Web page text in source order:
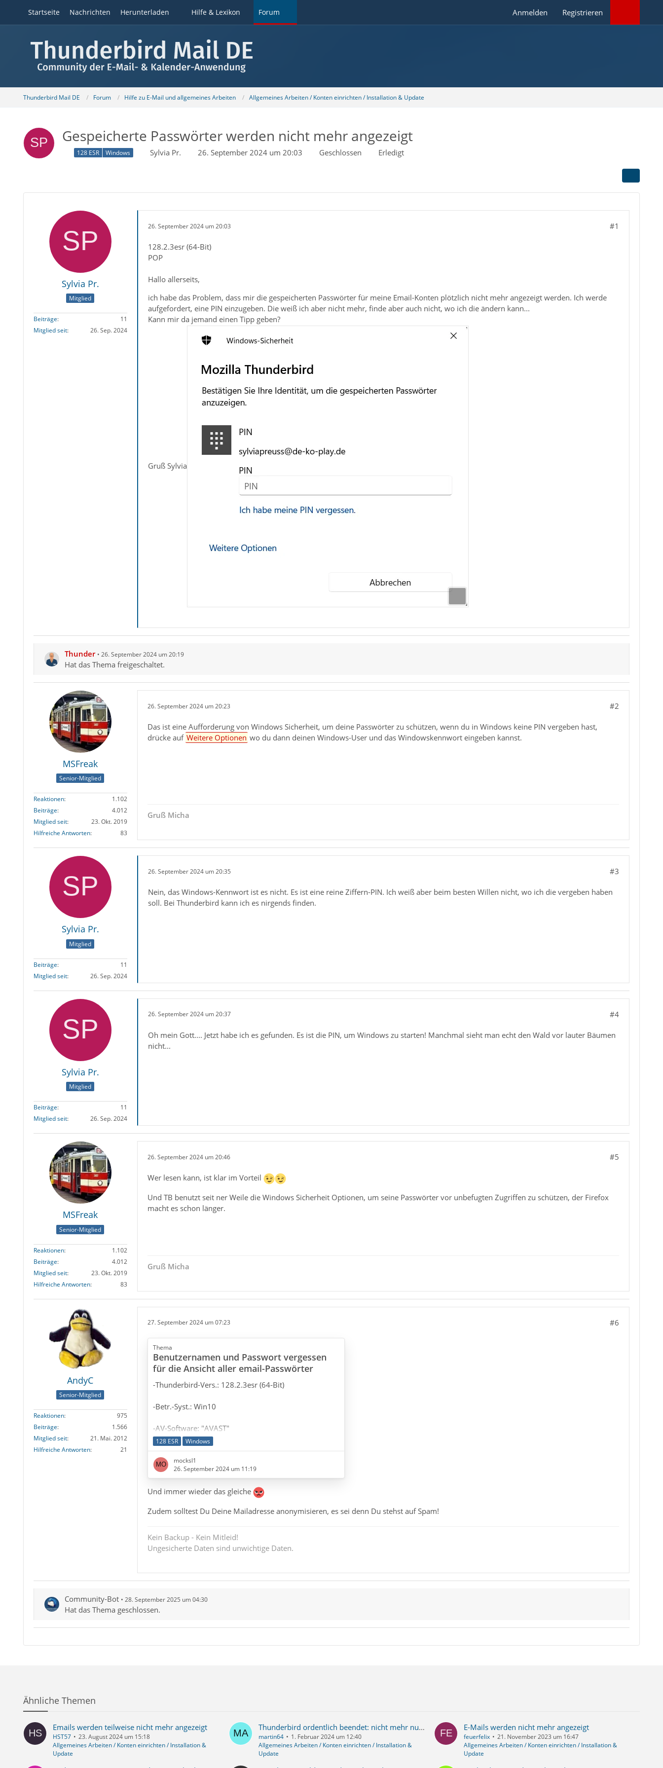
Startseite Nachrichten Herunterladen Hilfe & Lexikon Forum Anmelden Registrieren
Thunderbird Mail DE Forum Hilfe zu E-Mail und allgemeines Arbeiten Allgemeines Arbeiten / Konten einrichten / Installation & Update
Gespeicherte Passwörter werden nicht mehr angezeigt
128 ESR Windows Sylvia Pr. 26. September 2024 um 20:03 Geschlossen Erledigt
Sylvia Pr.
Mitglied
Beiträge
11
Mitglied seit
26. Sep. 2024
26. September 2024 um 20:03 #1
128.2.3esr (64-Bit)
POP
Hallo allerseits,
ich habe das Problem, dass mir die gespeicherten Passwörter für meine Email-Konten plötzlich nicht mehr angezeigt werden. Ich werde
aufgefordert, eine PIN einzugeben. Die weiß ich aber nicht mehr, finde aber auch nicht, wo ich die ändern kann...
Kann mir da jemand einen Tipp geben?
Gruß Sylvia
Thunder 26. September 2024 um 20:19
Hat das Thema freigeschaltet.
MSFreak
Senior-Mitglied
Reaktionen
1.102
Beiträge
4.012
Mitglied seit
23. Okt. 2019
Hilfreiche Antworten
83
26. September 2024 um 20:23 #2
Das ist eine Aufforderung von Windows Sicherheit, um deine Passwörter zu schützen, wenn du in Windows keine PIN vergeben hast,
drücke auf Weitere Optionen wo du dann deinen Windows-User und das Windowskennwort eingeben kannst.
Gruß Micha
Sylvia Pr.
Mitglied
Beiträge
11
Mitglied seit
26. Sep. 2024
26. September 2024 um 20:35 #3
Nein, das Windows-Kennwort ist es nicht. Es ist eine reine Ziffern-PIN. Ich weiß aber beim besten Willen nicht, wo ich die vergeben haben
soll. Bei Thunderbird kann ich es nirgends finden.
Sylvia Pr.
Mitglied
Beiträge
11
Mitglied seit
26. Sep. 2024
26. September 2024 um 20:37 #4
Oh mein Gott.... Jetzt habe ich es gefunden. Es ist die PIN, um Windows zu starten! Manchmal sieht man echt den Wald vor lauter Bäumen
nicht...
MSFreak
Senior-Mitglied
Reaktionen
1.102
Beiträge
4.012
Mitglied seit
23. Okt. 2019
Hilfreiche Antworten
83
26. September 2024 um 20:46 #5
Wer lesen kann, ist klar im Vorteil
Und TB benutzt seit ner Weile die Windows Sicherheit Optionen, um seine Passwörter vor unbefugten Zugriffen zu schützen, der Firefox
macht es schon länger.
Gruß Micha
AndyC
Senior-Mitglied
Reaktionen
975
Beiträge
1.566
Mitglied seit
21. Mai. 2012
Hilfreiche Antworten
21
27. September 2024 um 07:23 #6
Thema
Benutzernamen und Passwort vergessen
für die Ansicht aller email-Passwörter
-Thunderbird-Vers.: 128.2.3esr (64-Bit)
-Betr.-Syst.: Win10
-AV-Software: "AVAST"
-interne Firewall
Hallo zusammen,
da ich mir all meine Passwörter für die verschiedenen
Einstellungen unter "Datenschutz & Sicherheit",
"Passwörter", die "gespeicherten Passwörter" aufrufen
ansehen zu können, wird eine Identitätsprüfung durch
128 ESR Windows
mocksl1
26. September 2024 um 11:19
Und immer wieder das gleiche
Zudem solltest Du Deine Mailadresse anonymisieren, es sei denn Du stehst auf Spam!
Kein Backup - Kein Mitleid!
Ungesicherte Daten sind unwichtige Daten.
Community-Bot 28. September 2025 um 04:30
Hat das Thema geschlossen.
Ähnliche Themen
Emails werden teilweise nicht mehr angezeigt
HST57
23. August 2024 um 15:18
Allgemeines Arbeiten / Konten einrichten / Installation &
Update
Thunderbird ordentlich beendet: nicht mehr nutzbar + eMails werden nicht mehr angezeigt
martin64
1. Februar 2024 um 12:40
Allgemeines Arbeiten / Konten einrichten / Installation &
Update
E-Mails werden nicht mehr angezeigt
feuerfelix
21. November 2023 um 16:47
Allgemeines Arbeiten / Konten einrichten / Installation &
Update